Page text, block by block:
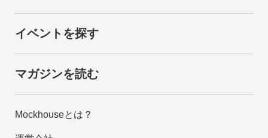
イベントを探す
マガジンを読む
Mockhouseとは？